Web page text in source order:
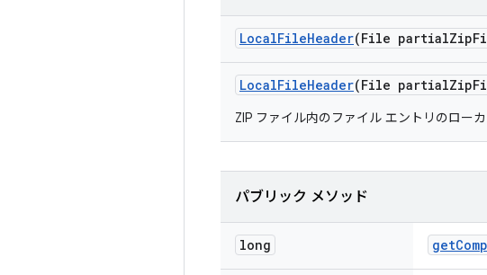
LocalFileHeader(File partialZip
LocalFileHeader(File partialZip
ZIP ファイル内のファイル エントリのロー
パブリック メソッド
long get